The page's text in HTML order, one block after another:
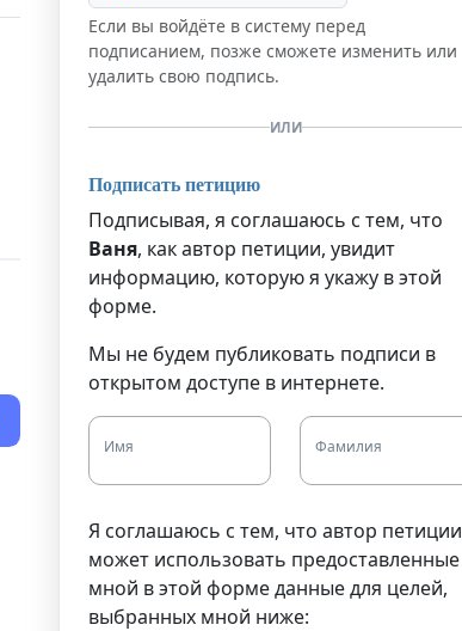
Если вы войдёте в систему перед
подписанием, позже сможете изменить или
удалить свою подпись.
ИЛИ
Подписать петицию
Подписывая, я соглашаюсь с тем, что
Ваня, как автор петиции, увидит
информацию, которую я укажу в этой
форме.
Мы не будем публиковать подписи в
открытом доступе в интернете.
Имя Фамилия
Я соглашаюсь с тем, что автор петиции
может использовать предоставленные
мной в этой форме данные для целей,
выбранных мной ниже: